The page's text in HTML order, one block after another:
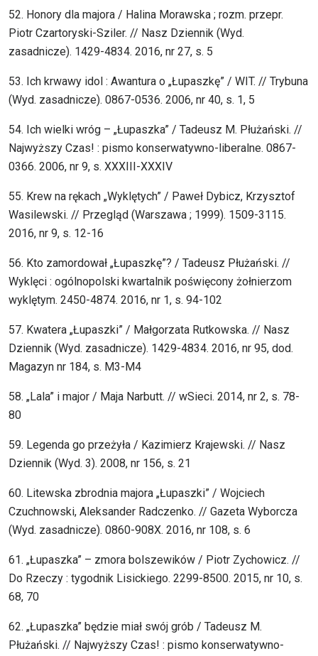
52. Honory dla majora / Halina Morawska ; rozm. przepr.
Piotr Czartoryski-Sziler. // Nasz Dziennik (Wyd.
zasadnicze). 1429-4834. 2016, nr 27, s. 5
53. Ich krwawy idol : Awantura o „Łupaszkę” / WIT. // Trybuna
(Wyd. zasadnicze). 0867-0536. 2006, nr 40, s. 1, 5
54. Ich wielki wróg – „Łupaszka” / Tadeusz M. Płużański. //
Najwyższy Czas! : pismo konserwatywno-liberalne. 0867-
0366. 2006, nr 9, s. XXXIII-XXXIV
55. Krew na rękach „Wyklętych” / Paweł Dybicz, Krzysztof
Wasilewski. // Przegląd (Warszawa ; 1999). 1509-3115.
2016, nr 9, s. 12-16
56. Kto zamordował „Łupaszkę”? / Tadeusz Płużański. //
Wyklęci : ogólnopolski kwartalnik poświęcony żołnierzom
wyklętym. 2450-4874. 2016, nr 1, s. 94-102
57. Kwatera „Łupaszki” / Małgorzata Rutkowska. // Nasz
Dziennik (Wyd. zasadnicze). 1429-4834. 2016, nr 95, dod.
Magazyn nr 184, s. M3-M4
58. „Lala” i major / Maja Narbutt. // wSieci. 2014, nr 2, s. 78-
80
59. Legenda go przeżyła / Kazimierz Krajewski. // Nasz
Dziennik (Wyd. 3). 2008, nr 156, s. 21
60. Litewska zbrodnia majora „Łupaszki” / Wojciech
Czuchnowski, Aleksander Radczenko. // Gazeta Wyborcza
(Wyd. zasadnicze). 0860-908X. 2016, nr 108, s. 6
61. „Łupaszka” – zmora bolszewików / Piotr Zychowicz. //
Do Rzeczy : tygodnik Lisickiego. 2299-8500. 2015, nr 10, s.
68, 70
62. „Łupaszka” będzie miał swój grób / Tadeusz M.
Płużański. // Najwyższy Czas! : pismo konserwatywno-